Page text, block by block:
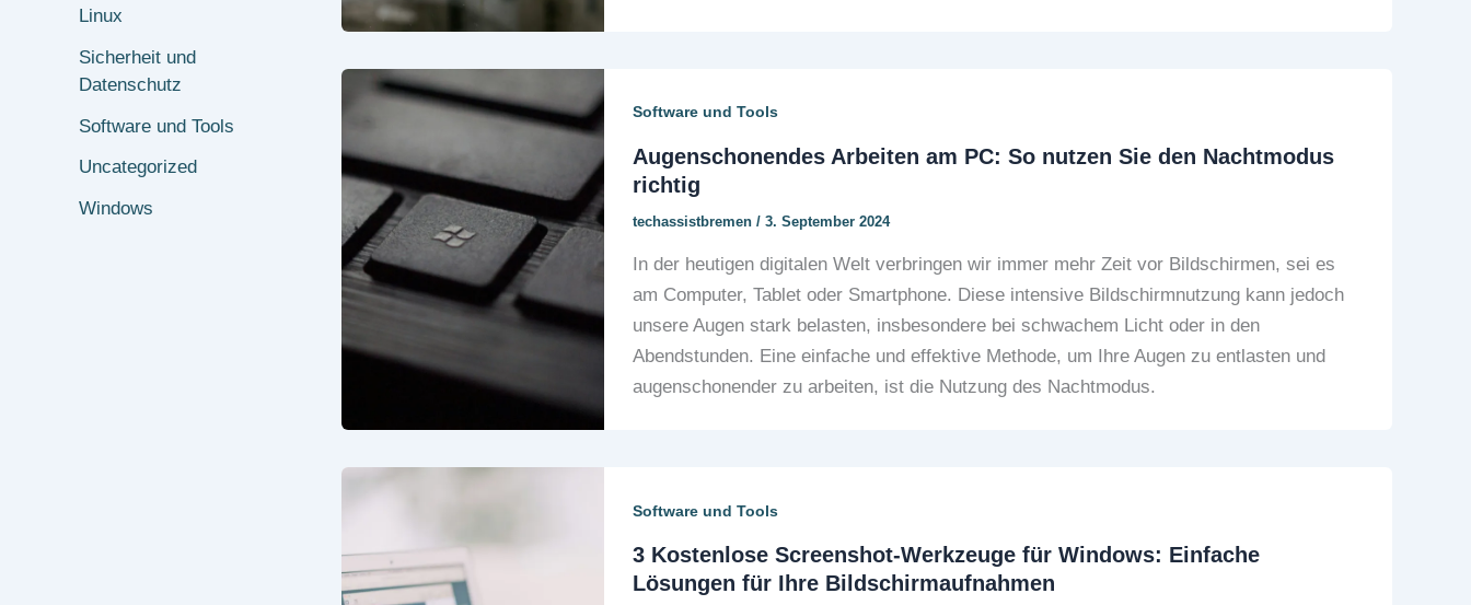
Linux
Sicherheit und
Datenschutz
Software und Tools
Uncategorized
Windows
Software und Tools
Augenschonendes Arbeiten am PC: So nutzen Sie den Nachtmodus
richtig
techassistbremen / 3. September 2024
In der heutigen digitalen Welt verbringen wir immer mehr Zeit vor Bildschirmen, sei es
am Computer, Tablet oder Smartphone. Diese intensive Bildschirmnutzung kann jedoch
unsere Augen stark belasten, insbesondere bei schwachem Licht oder in den
Abendstunden. Eine einfache und effektive Methode, um Ihre Augen zu entlasten und
augenschonender zu arbeiten, ist die Nutzung des Nachtmodus.
Software und Tools
3 Kostenlose Screenshot-Werkzeuge für Windows: Einfache
Lösungen für Ihre Bildschirmaufnahmen